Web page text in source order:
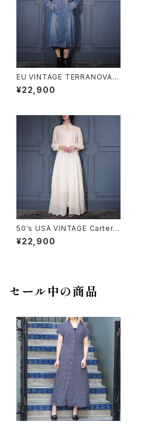
EU VINTAGE TERRANOVA B
ELTED DESIGN DENIM TRE
NCH COAT/ヨーロッパ古着ベ
¥22,900
50's USA VINTAGE Carter's
DU PONT LACE DESIGN SH
EER NIGHTY DRESS GOW
¥22,900
セール中の商品